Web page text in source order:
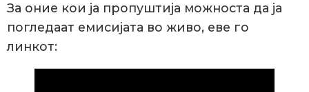
За оние кои ја пропуштија можноста да ја
погледаат емисијата во живо, еве го
линкот: